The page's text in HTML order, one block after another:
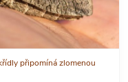
připomíná zlomenou